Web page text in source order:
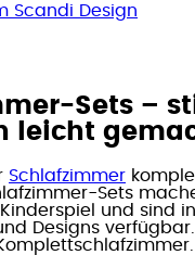
Scandi Design
Sets –
leicht
Schlafzimmer
Sets
und sind
Designs